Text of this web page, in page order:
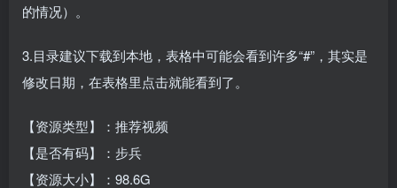
的情况）。
3.目录建议下载到本地，表格中可能会看到许多“#”，其实是
修改日期，在表格里点击就能看到了。
【资源类型】：推荐视频
【是否有码】：步兵
【资源大小】：98.6G